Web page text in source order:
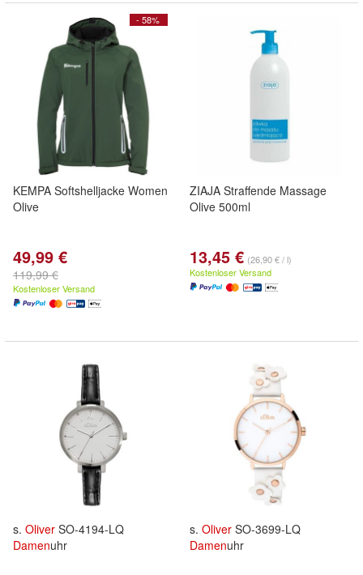
- 58%
KEMPA Softshelljacke Women
Olive
49,99 €
119,99 €
Kostenloser Versand
ZIAJA Straffende Massage
Olive 500ml
13,45 € (26,90 € / l)
Kostenloser Versand
s. Oliver SO-4194-LQ
Damenuhr
s. Oliver SO-3699-LQ
Damenuhr